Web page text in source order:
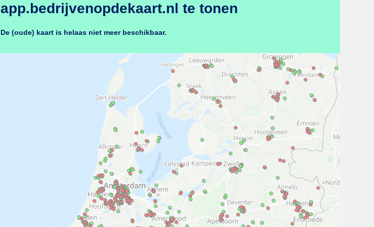
app.bedrijvenopdekaart.nl te tonen
De (oude) kaart is helaas niet meer beschikbaar.